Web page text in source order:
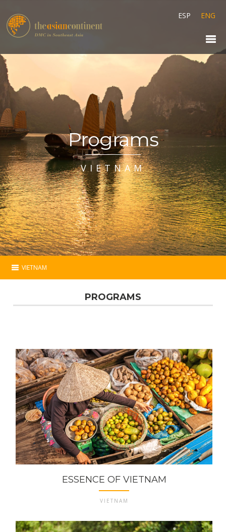
ESP ENG
Programs
VIETNAM
VIETNAM
Extensions
Hotels
Map
Contact
PROGRAMS
ESSENCE OF VIETNAM
VIETNAM